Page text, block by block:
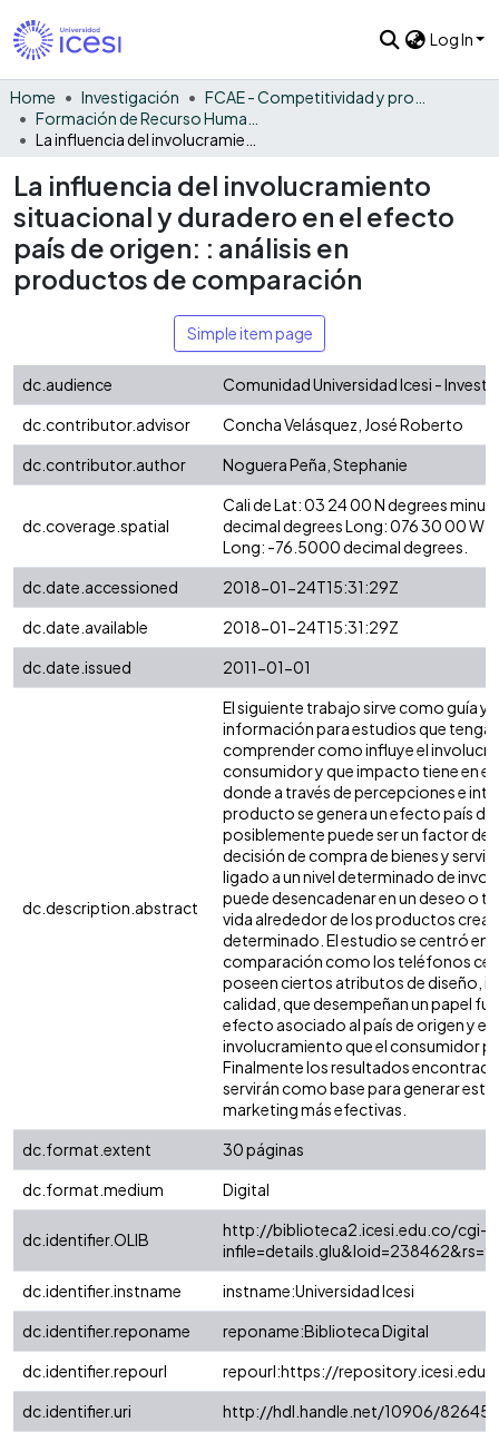
Log In
Home Investigación
La influencia del involucramiento
situacional y duradero en el efecto
país de origen: : análisis en
productos de comparación
Simple item page
dc.audience
Comunidad Universidad Icesi -
dc.contributor.advisor
Concha Velásquez, José Roberto
dc.contributor.author
Noguera Peña, Stephanie
dc.coverage.spatial
Cali de Lat: 03 24 00 N degrees
decimal degrees Long: 076 30 00 W
Long: -76.5000 decimal degrees.
dc.date.accessioned
2018-01-24T15:31:29Z
dc.date.available
2018-01-24T15:31:29Z
dc.date.issued
2011-01-01
dc.description.abstract
El siguiente trabajo sirve como guía y
información para estudios que
comprender como influye el
consumidor y que impacto tiene en el
donde a través de percepciones e
producto se genera un efecto país de
posiblemente puede ser un factor
decisión de compra de bienes y
ligado a un nivel determinado de
puede desencadenar en un deseo o
vida alrededor de los productos
determinado. El estudio se centró en
comparación como los teléfonos
poseen ciertos atributos de diseño,
calidad, que desempeñan un papel
efecto asociado al país de origen y el
involucramiento que el consumidor
Finalmente los resultados
servirán como base para generar
marketing más efectivas.
dc.format.extent
30 páginas
dc.format.medium
Digital
dc.identifier.OLIB
http://biblioteca2.icesi.edu.co/cgi-
dc.identifier.instname
instname:Universidad Icesi
dc.identifier.reponame
reponame:Biblioteca Digital
dc.identifier.repourl
repourl:https://
dc.identifier.uri
http://hdl.handle.net/10906/82645